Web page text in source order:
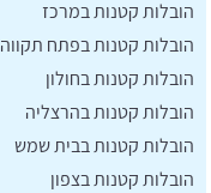
הובלות קטנות במרכז
הובלות קטנות בפתח תקווה
הובלות קטנות בחולון
הובלות קטנות בהרצליה
הובלות קטנות בבית שמש
הובלות קטנות בצפון